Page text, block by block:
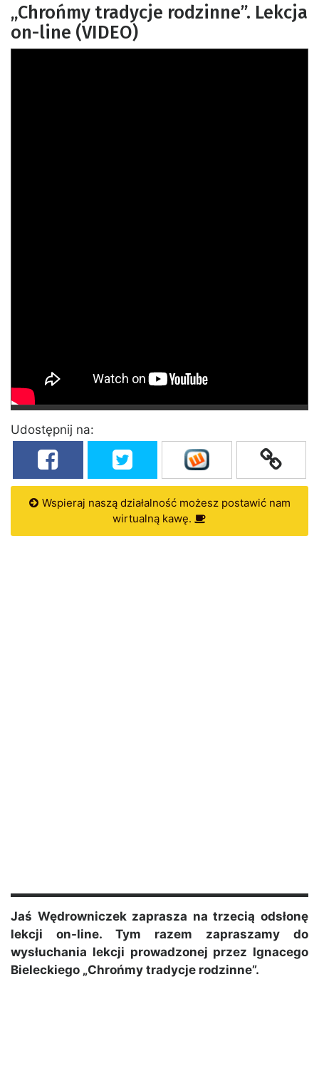
„Chrońmy tradycje rodzinne”. Lekcja
on-line (VIDEO)
Udostępnij na:
Wspieraj naszą działalność możesz postawić nam
wirtualną kawę.
Jaś Wędrowniczek zaprasza na trzecią odsłonę
lekcji on-line. Tym razem zapraszamy do
wysłuchania lekcji prowadzonej przez Ignacego
Bieleckiego „Chrońmy tradycje rodzinne”.